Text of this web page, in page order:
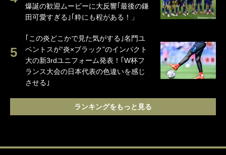
爆誕の歓迎ムービーに大反響｢最後の鎌
田可愛すぎる｣｢粋にも程がある！」
｢この炎どこかで見た気がする｣名門ユ
ベントスが“炎×ブラック”のインパクト
大の新3rdユニフォーム発表！｢W杯フ
ランス大会の日本代表の色違いを感じ
させる｣
ランキングをもっと見る